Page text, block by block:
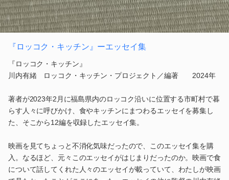
『ロッコク・キッチン』ーエッセイ集
『ロッコク・キッチン』
川内有緒 ロッコク・キッチン・プロジェクト／編著 2024年
著者が2023年2月に福島県内のロッコク沿いに位置する市町村で暮
らす人々に呼びかけ、食やキッチンにまつわるエッセイを募集し
た、そこから12編を収録したエッセイ集。
映画を見てちょっと不消化気味だったので、このエッセイ集を購
入。なるほど、元々このエッセイがはじまりだったのか。映画で食
について話してくれた人々のエッセイが載っていて、わたしが映画